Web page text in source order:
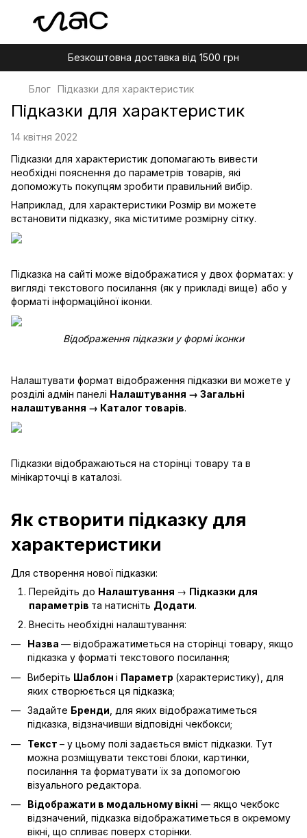
Безкоштовна доставка від 1500 грн
Блог Підказки для характеристик
Підказки для характеристик
14 квітня 2022
Підказки для характеристик допомагають вивести
необхідні пояснення до параметрів товарів, які
допоможуть покупцям зробити правильний вибір.
Наприклад, для характеристики Розмір ви можете
встановити підказку, яка міститиме розмірну сітку.
Підказка на сайті може відображатися у двох форматах: у
вигляді текстового посилання (як у прикладі вище) або у
форматі інформаційної іконки.
Відображення підказки у формі іконки
Налаштувати формат відображення підказки ви можете у
розділі адмін панелі Налаштування → Загальні
налаштування → Каталог товарів.
Підказки відображаються на сторінці товару та в
мінікарточці в каталозі.
Як створити підказку для
характеристики
Для створення нової підказки:
Перейдіть до Налаштування → Підказки для
параметрів та натисніть Додати.
Внесіть необхідні налаштування:
Назва — відображатиметься на сторінці товару, якщо
підказка у форматі текстового посилання;
Виберіть Шаблон і Параметр (характеристику), для
яких створюється ця підказка;
Задайте Бренди , для яких відображатиметься
підказка, відзначивши відповідні чекбокси;
Текст – у цьому полі задається вміст підказки. Тут
можна розміщувати текстові блоки, картинки,
посилання та форматувати їх за допомогою
візуального редактора.
Відображати в модальному вікні — якщо чекбокс
відзначений, підказка відображатиметься в окремому
вікні, що спливає поверх сторінки.